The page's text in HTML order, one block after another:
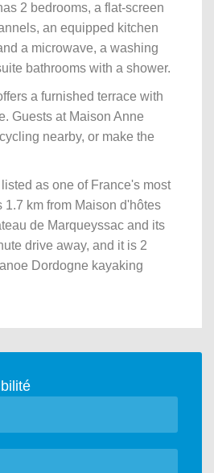
2 bedrooms, a flat-screen
an equipped kitchen
a microwave, a washing
bathrooms with a shower.
a furnished terrace with
Guests at Maison Anne
nearby, or make the
as one of France's most
1.7 km from Maison d'hôtes
de Marqueyssac and its
drive away, and it is 2
Dordogne kayaking